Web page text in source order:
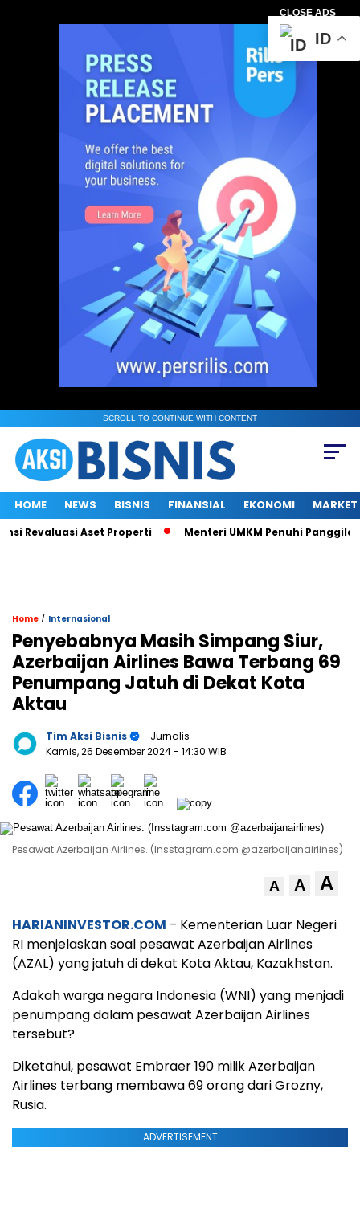
CLOSE ADS
SCROLL TO CONTINUE WITH CONTENT
HOME NEWS BISNIS FINANSIAL EKONOMI MARKET
Aset Properti Menteri UMKM Penuhi Panggilan
Home / Internasional
Penyebabnya Masih Simpang Siur,
Azerbaijan Airlines Bawa Terbang 69
Penumpang Jatuh di Dekat Kota
Aktau
Tim Aksi Bisnis
- Jurnalis
Kamis, 26 Desember 2024- 14:30 WIB
Pesawat Azerbaijan Airlines. (Insstagram.com @azerbaijanairlines)
A A A
HARIANINVESTOR.COM – Kementerian Luar Negeri
RI menjelaskan soal pesawat Azerbaijan Airlines
(AZAL) yang jatuh di dekat Kota Aktau, Kazakhstan.
Adakah warga negara Indonesia (WNI) yang menjadi
penumpang dalam pesawat Azerbaijan Airlines
tersebut?
Diketahui, pesawat Embraer 190 milik Azerbaijan
Airlines terbang membawa 69 orang dari Grozny,
Rusia.
ADVERTISEMENT
ID